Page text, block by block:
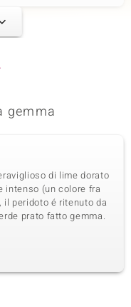
mm
e dimensione
mm
gemma
di lime dorato
intenso (un colore fra
il peridoto é ritenuto da
prato fatto gemma.